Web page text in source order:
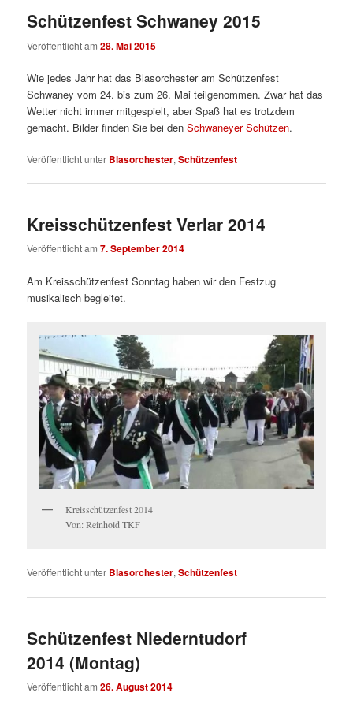
Schützenfest Schwaney 2015
Veröffentlicht am28. Mai 2015
Wie jedes Jahr hat das Blasorchester am Schützenfest
Schwaney vom 24. bis zum 26. Mai teilgenommen. Zwar hat das
Wetter nicht immer mitgespielt, aber Spaß hat es trotzdem
gemacht. Bilder finden Sie bei denSchwaneyer Schützen.
Veröffentlicht unter Blasorchester,Schützenfest
Kreisschützenfest Verlar 2014
Veröffentlicht am7. September 2014
Am Kreisschützenfest Sonntag haben wir den Festzug
musikalisch begleitet.
Kreisschützenfest 2014
Von: Reinhold TKF
Veröffentlicht unter Blasorchester,Schützenfest
Schützenfest Niederntudorf
2014 (Montag)
Veröffentlicht am26. August 2014